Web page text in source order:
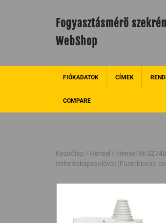
Fogyasztásmérö
WebShop
FIÓKADATOK CÍMEK
COMPARE
Kezdőlap / Hensel / Hensel Mi
terheléskapcsolóval (Fuserblock),